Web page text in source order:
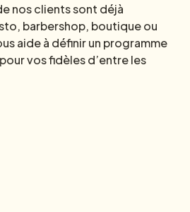
nos clients sont déjà
barbershop, boutique ou
aide à définir un programme
pour vos fidèles d’entre les